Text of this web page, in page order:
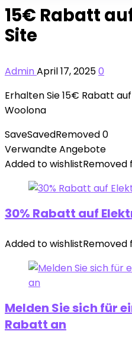
15€ Rabatt
Site
AdminApril 17, 20250
Erhalten Sie 15€ Rabatt
Woolona
SaveSavedRemoved0
Verwandte Angebote
Added to wishlistRemoved
30% Rabatt auf
Added to wishlistRemoved
Melden Sie sich für
Rabatt an